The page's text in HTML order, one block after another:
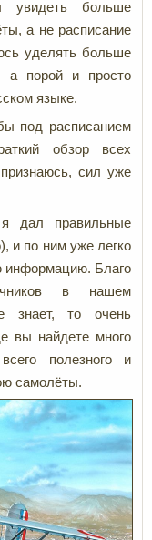
увидеть больше
а не расписание
уделять больше
а порой и просто
языке.
под расписанием
обзор всех
сил уже
дал правильные
и по ним уже легко
информацию. Благо
в нашем
знает, то очень
вы найдете много
полезного и
самолёты.